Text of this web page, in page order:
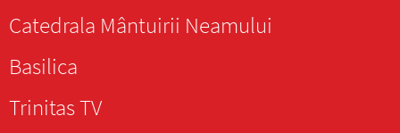
Catedrala Mântuirii Neamului
Basilica
Trinitas TV